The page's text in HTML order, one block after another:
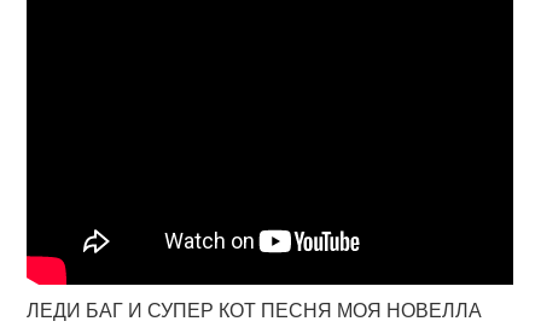
ЛЕДИ БАГ И СУПЕР КОТ ПЕСНЯ МОЯ НОВЕЛЛА